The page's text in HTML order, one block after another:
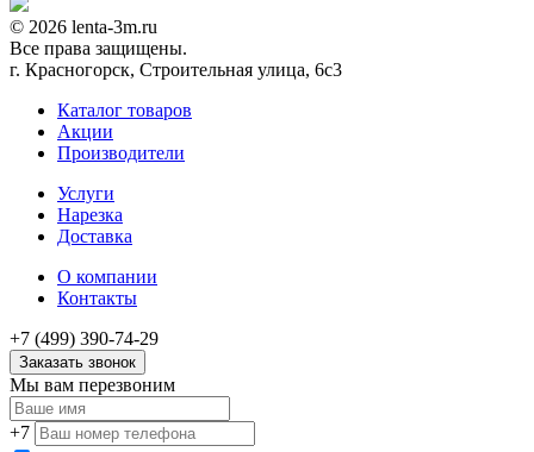
© 2026 lenta-3m.ru
Все права защищены.
г. Красногорск, Строительная улица, 6с3
Каталог товаров
Акции
Производители
Услуги
Нарезка
Доставка
О компании
Контакты
+7 (499) 390-74-29
Заказать звонок
Мы вам перезвоним
+7